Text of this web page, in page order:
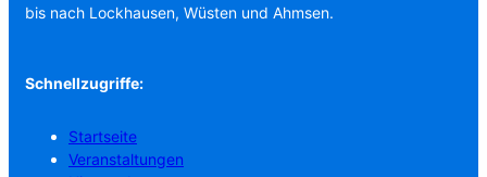
bis nach Lockhausen, Wüsten und Ahmsen.
Schnellzugriffe:
Startseite
Veranstaltungen